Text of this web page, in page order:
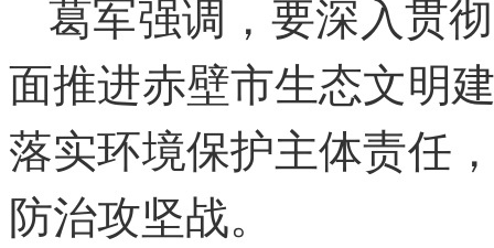
葛军强调，要深入贯
面推进赤壁市生态文明
落实环境保护主体责任
防治攻坚战。